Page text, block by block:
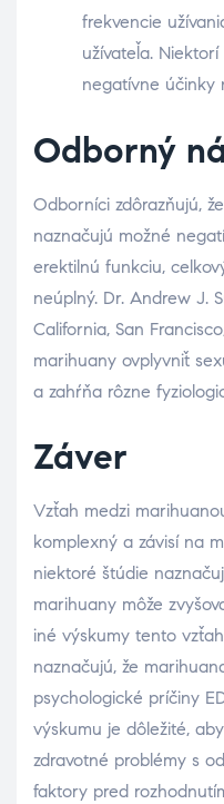
frekvencie
užívateľa.
negatívne účinky
Odborný
Odborníci zdôrazňujú,
naznačujú možné
erektilnú funkciu,
neúplný. Dr. Andrew J.
California, San
marihuany ovplyvniť
a zahŕňa rôzne
Záver
Vzťah medzi
komplexný a závisí na
niektoré štúdie
marihuany môže
iné výskumy tento
naznačujú, že
psychologické príčiny
výskumu je dôležité,
zdravotné problémy s
faktory pred